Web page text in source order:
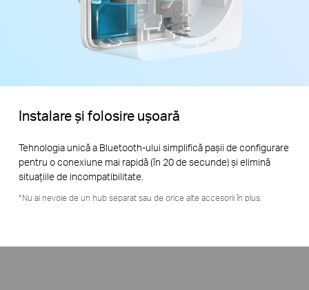
Instalare și folosire ușoară
Tehnologia unică a Bluetooth-ului simplifică pașii de configurare
pentru o conexiune mai rapidă (în 20 de secunde) și elimină
situațiile de incompatibilitate.
*Nu ai nevoie de un hub separat sau de orice alte accesorii în plus.